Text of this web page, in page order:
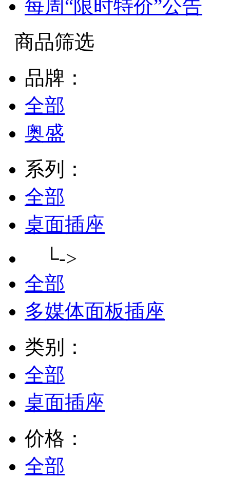
每周“限时特价”公告
商品筛选
品牌：
全部
奥盛
系列：
全部
桌面插座
└->
全部
多媒体面板插座
类别：
全部
桌面插座
价格：
全部